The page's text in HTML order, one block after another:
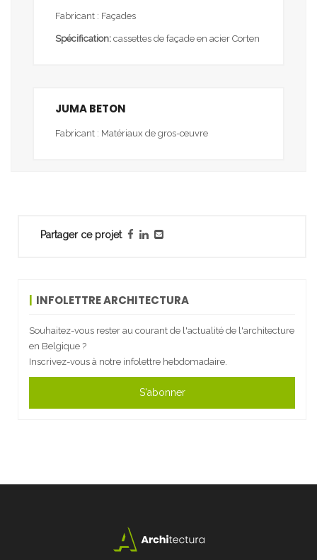
Partager ce projet
INFOLETTRE ARCHITECTURA
Souhaitez-vous rester au courant de l'actualité de l'architecture
en Belgique ?
Inscrivez-vous à notre infolettre hebdomadaire.
S'abonner
Fabricant : Façades
Spécification: cassettes de façade en acier Corten
JUMA BETON
Fabricant : Matériaux de gros-œuvre